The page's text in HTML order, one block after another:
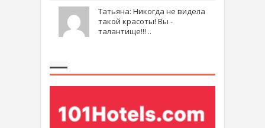
Татьяна: Никогда не видела
такой красоты! Вы -
талантище!!! ..